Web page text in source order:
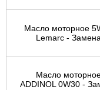
Масло моторное
Lemarc -
Масло
ADDINOL 0W30 -